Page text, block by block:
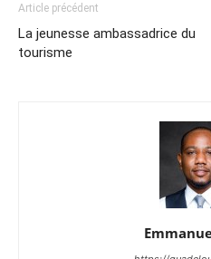
Article précédent
La jeunesse ambassadrice du
tourisme